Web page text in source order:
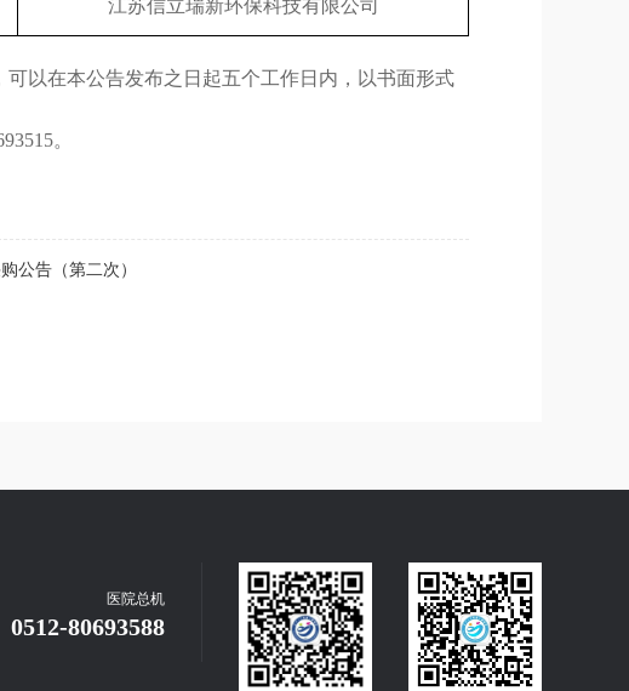
江苏信立瑞新环保科技有限公司
以在本公告发布之日起五个工作日内，以书面形式
。
公告（第二次）
医院总机
0512-80693588